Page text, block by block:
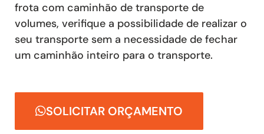
frota com caminhão de transporte de
volumes, verifique a possibilidade de realizar o
seu transporte sem a necessidade de fechar
um caminhão inteiro para o transporte.
SOLICITAR ORÇAMENTO